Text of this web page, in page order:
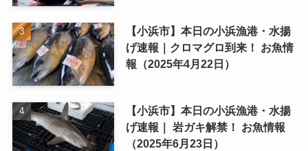
【小浜市】本日の小浜漁港・水揚
げ速報｜クロマグロ到来！ お魚情
報（2025年4月22日）
【小浜市】本日の小浜漁港・水揚
げ速報｜ 岩ガキ解禁！ お魚情報
（2025年6月23日）